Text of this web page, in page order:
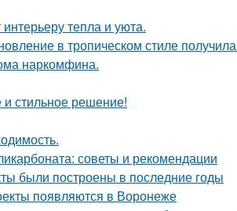
тепла и уюта.
в тропическом стиле
наркомфина.
и стильное решение!
советы и рекомендации
были построены в последние годы
появляются в Воронеже